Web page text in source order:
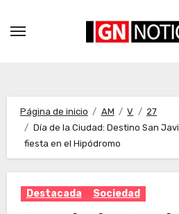
Página de inicio AM V
27
Día de la Ciudad: Destino San
fiesta en el Hipódromo
Destacada Sociedad